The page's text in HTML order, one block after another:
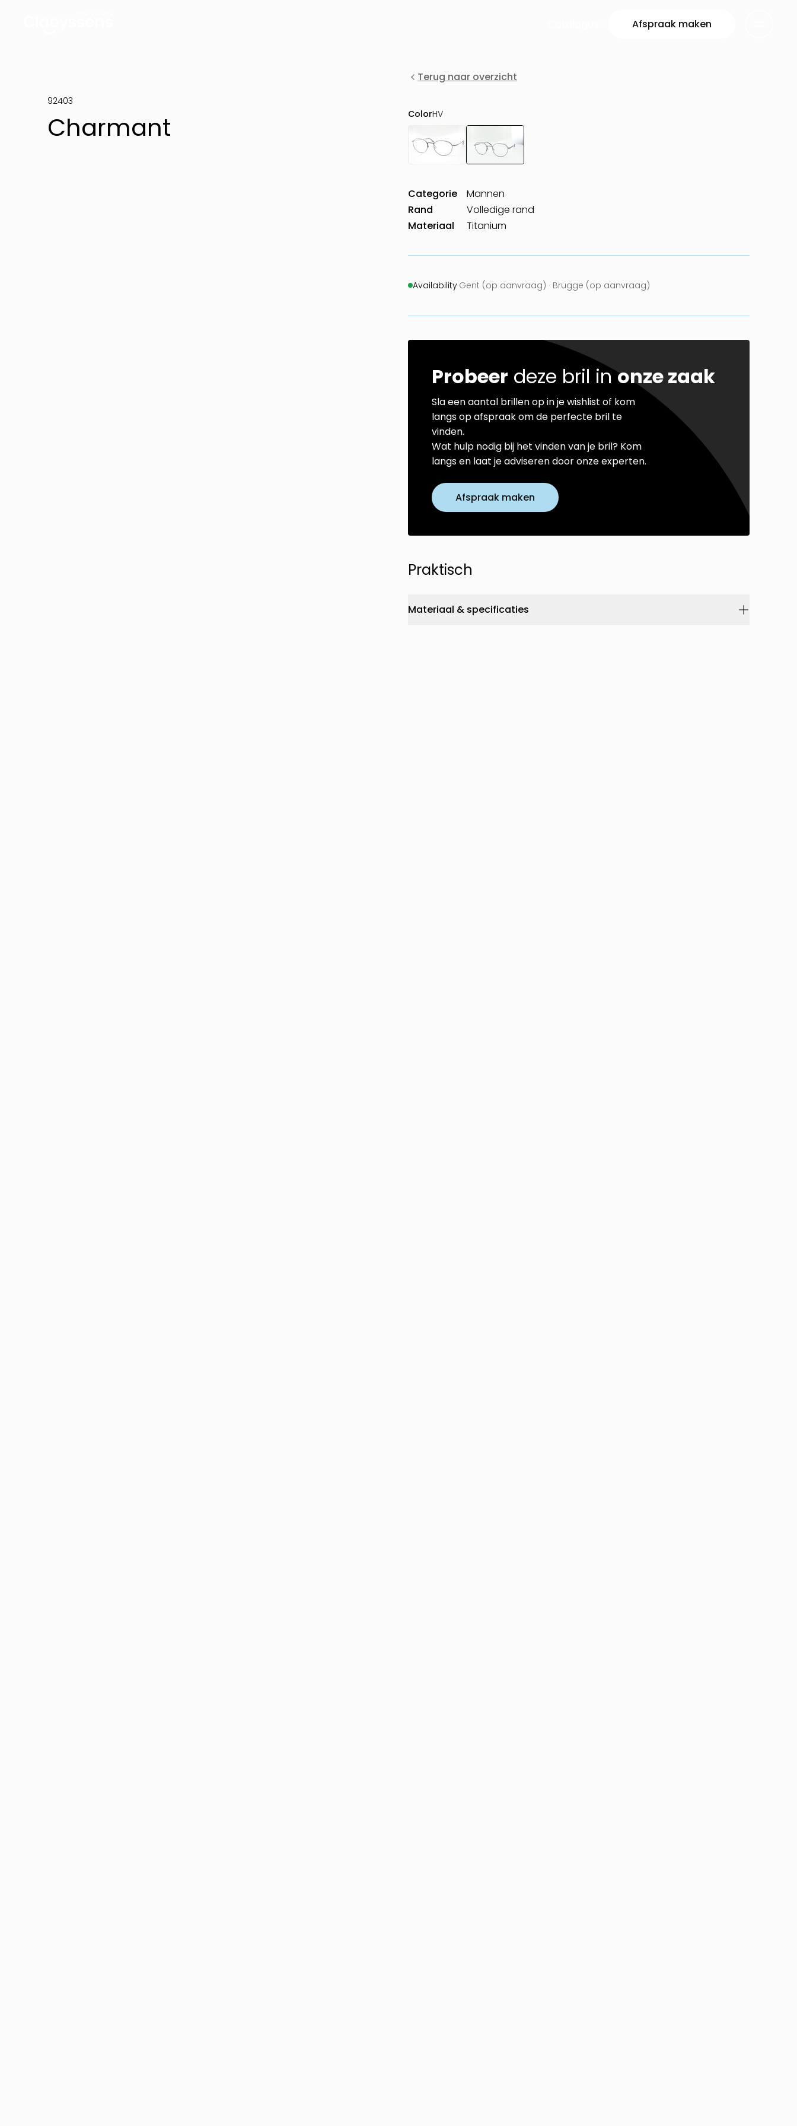
Afspraak maken
92403
Charmant
Terug naar overzicht
ColorHV
Categorie
Mannen
Rand
Volledige rand
Materiaal
Titanium
Availability·Gent (op aanvraag) · Brugge (op aanvraag)
Probeer deze bril inonze zaak
Sla een aantal brillen op in je wishlist of kom
langs op afspraak om de perfecte bril te
vinden.
Wat hulp nodig bij het vinden van je bril? Kom
langs en laat je adviseren door onze experten.
Afspraak maken
Praktisch
Materiaal & specificaties